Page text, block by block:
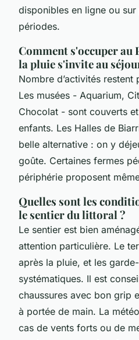
disponibles en ligne ou
périodes.
Comment s'occuper au
la pluie s'invite au
Nombre d’activités
Les musées - Aquarium,
Chocolat - sont couverts
enfants. Les Halles de
belle alternative : on y
goûte. Certaines fermes
périphérie proposent
Quelles sont les
le sentier du littoral ?
Le sentier est bien
attention particulière. Le
après la pluie, et les
systématiques. Il est
chaussures avec bon grip
à portée de main. La
cas de vents forts ou de